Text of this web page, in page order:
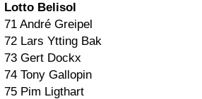
Lotto Belisol
71 André Greipel
72 Lars Ytting Bak
73 Gert Dockx
74 Tony Gallopin
75 Pim Ligthart